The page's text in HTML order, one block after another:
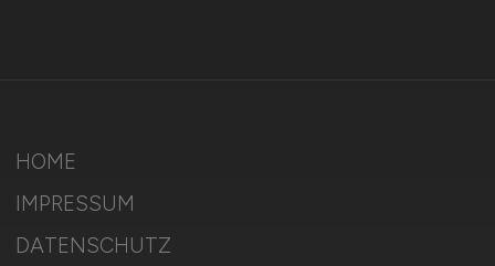
HOME
IMPRESSUM
DATENSCHUTZ